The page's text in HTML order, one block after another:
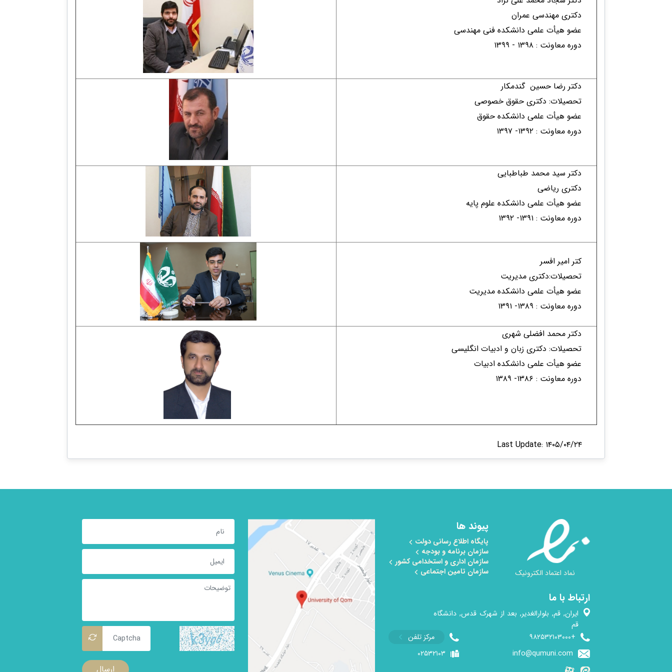
دکتری مهندسی عمران
عضو هیأت علمی دانشکده فنی مهندسی
دوره معاونت : ۱۳۹۸ - ۱۳۹۹​
دکتر رضا حسین گندمکار
تحصیلات: دکتری حقوق خصوصی
عضو هیأت علمی دانشکده حقوق
دوره معاونت : ۱۳۹۲- ۱۳۹۷​
دکتر سید محمد طباطبایی
دکتری ریاضی
عضو هیأت علمی دانشکده علوم پایه
دوره معاونت : ۱۳۹۱- ۱۳۹۲​​
کتر امیر افسر
تحصیلات:دکتری مدیریت
عضو هیأت علمی دانشکده مدیریت
دوره معاونت : ۱۳۸۹- ۱۳۹۱​​​
دکتر محمد افضلی شهری
تحصیلات: دکتری زبان و ادبیات انگلیسی
عضو هیأت علمی دانشکده ادبیات
دوره معاونت : ۱۳۸۶- ۱۳۸۹​​​
Last Update: ۱۴۰۵/۰۴/۲۴
نماد اعتماد الکترونیک
پیوند ها
پایگاه اطلاع رسانی دولت
سازمان برنامه و بودجه
سازمان اداری و استخدامی کشور
سازمان تامین اجتماعی
ارتباط با ما
ایران, قم, بلوارالغدیر, بعد از شهرک قدس, دانشگاه
قم
+۹۸۲۵۳۲۱۰۳۰۰۰
مرکز تلفن
info@qumuni.com
۰۲۵۳۲۱۰۳
ارسال